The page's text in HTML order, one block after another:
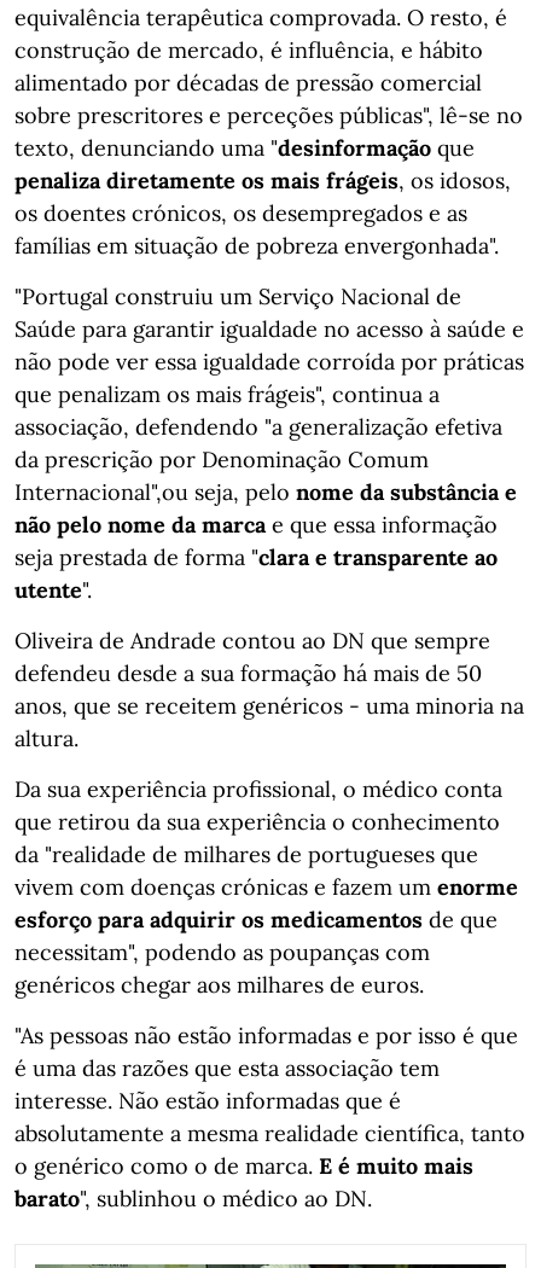
equivalência terapêutica comprovada. O resto, é
construção de mercado, é influência, e hábito
alimentado por décadas de pressão comercial
sobre prescritores e perceções públicas", lê-se no
texto, denunciando uma "desinformação que
penaliza diretamente os mais frágeis, os idosos,
os doentes crónicos, os desempregados e as
famílias em situação de pobreza envergonhada".
"Portugal construiu um Serviço Nacional de
Saúde para garantir igualdade no acesso à saúde e
não pode ver essa igualdade corroída por práticas
que penalizam os mais frágeis", continua a
associação, defendendo "a generalização efetiva
da prescrição por Denominação Comum
Internacional",ou seja, pelo nome da substância e
não pelo nome da marca e que essa informação
seja prestada de forma "clara e transparente ao
utente".
Oliveira de Andrade contou ao DN que sempre
defendeu desde a sua formação há mais de 50
anos, que se receitem genéricos - uma minoria na
altura.
Da sua experiência profissional, o médico conta
que retirou da sua experiência o conhecimento
da "realidade de milhares de portugueses que
vivem com doenças crónicas e fazem um enorme
esforço para adquirir os medicamentos de que
necessitam", podendo as poupanças com
genéricos chegar aos milhares de euros.
"As pessoas não estão informadas e por isso é que
é uma das razões que esta associação tem
interesse. Não estão informadas que é
absolutamente a mesma realidade científica, tanto
o genérico como o de marca. E é muito mais
barato", sublinhou o médico ao DN.